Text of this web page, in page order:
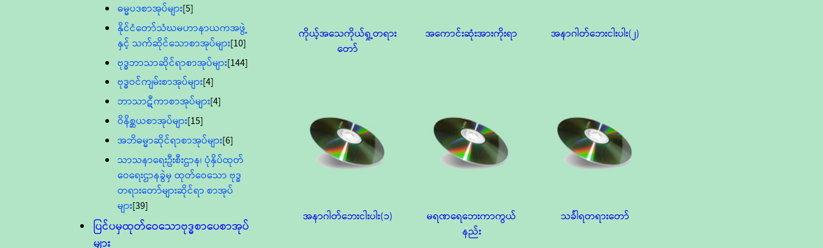
ဓမ္မပဒစာအုပ်များ[5]
နိုင်ငံတော်သံဃမဟာနာယကအဖွဲ့
နှင့် သက်ဆိုင်သောစာအုပ်များ[10]
ဗုဒ္ဓဘာသာဆိုင်ရာစာအုပ်များ[144]
ဗုဒ္ဓဝင်ကျမ်းစာအုပ်များ[4]
ဘာသာဋီကာစာအုပ်များ[4]
ဝိနိစ္ဆယစာအုပ်များ[15]
အဘိဓမ္မာဆိုင်ရာစာအုပ်များ[6]
သာသနာရေးဦးစီးဌာန၊ ပုံနှိပ်ထုတ်
ဝေရေးဌာနခွဲမှ ထုတ်ဝေသော ဗုဒ္ဓ
တရားတော်များဆိုင်ရာ စာအုပ်
များ[39]
ပြင်ပမှထုတ်ဝေသောဗုဒ္ဓစာပေစာအုပ်
များ
ကိုယ့်အသေကိုယ်ရှု့တရား
တော်
အကောင်းဆုံးအားကိုးရာ အနာဂါတ်ဘေးငါးပါး(၂)
အနာဂါတ်ဘေးငါးပါး(၁)
မရဏရေဘေးကာကွယ်
နည်း
သင်္ခါရတရားတော်